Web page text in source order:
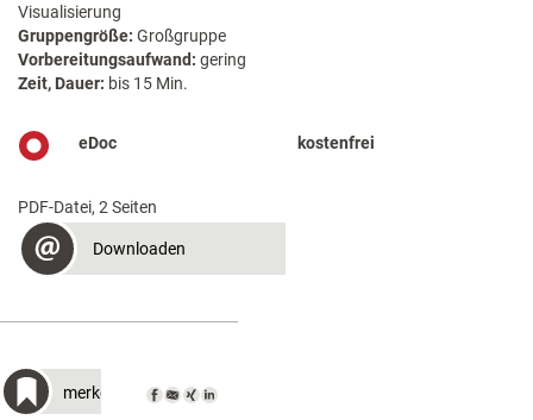
Visualisierung
Gruppengröße: Großgruppe
Vorbereitungsaufwand: gering
Zeit, Dauer: bis 15 Min.
eDoc kostenfrei
PDF-Datei, 2 Seiten
Downloaden
merken